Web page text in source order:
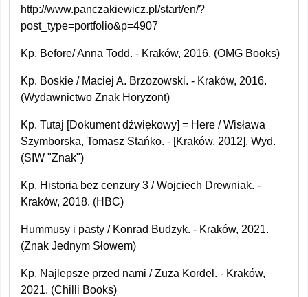
http://www.panczakiewicz.pl/start/en/?
post_type=portfolio&p=4907
Kp. Before/ Anna Todd. - Kraków, 2016. (OMG Books)
Kp. Boskie / Maciej A. Brzozowski. - Kraków, 2016.
(Wydawnictwo Znak Horyzont)
Kp. Tutaj [Dokument dźwiękowy] = Here / Wisława
Szymborska, Tomasz Stańko. - [Kraków, 2012]. Wyd.
(SIW "Znak")
Kp. Historia bez cenzury 3 / Wojciech Drewniak. -
Kraków, 2018. (HBC)
Hummusy i pasty / Konrad Budzyk. - Kraków, 2021.
(Znak Jednym Słowem)
Kp. Najlepsze przed nami / Zuza Kordel. - Kraków,
2021. (Chilli Books)